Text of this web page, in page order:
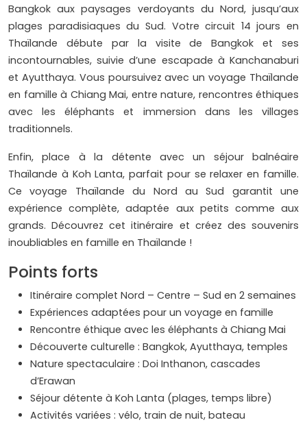
Bangkok aux paysages verdoyants du Nord, jusqu’aux
plages paradisiaques du Sud. Votre circuit 14 jours en
Thaïlande débute par la visite de Bangkok et ses
incontournables, suivie d’une escapade à Kanchanaburi
et Ayutthaya. Vous poursuivez avec un voyage Thaïlande
en famille à Chiang Mai, entre nature, rencontres éthiques
avec les éléphants et immersion dans les villages
traditionnels.
Enfin, place à la détente avec un séjour balnéaire
Thaïlande à Koh Lanta, parfait pour se relaxer en famille.
Ce voyage Thaïlande du Nord au Sud garantit une
expérience complète, adaptée aux petits comme aux
grands. Découvrez cet itinéraire et créez des souvenirs
inoubliables en famille en Thaïlande !
Points forts
Itinéraire complet Nord – Centre – Sud en 2 semaines
Expériences adaptées pour un voyage en famille
Rencontre éthique avec les éléphants à Chiang Mai
Découverte culturelle : Bangkok, Ayutthaya, temples
Nature spectaculaire : Doi Inthanon, cascades
d’Erawan
Séjour détente à Koh Lanta (plages, temps libre)
Activités variées : vélo, train de nuit, bateau